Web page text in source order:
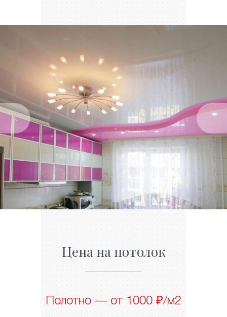
Цена на потолок
Полотно — от 1000 ₽/м2